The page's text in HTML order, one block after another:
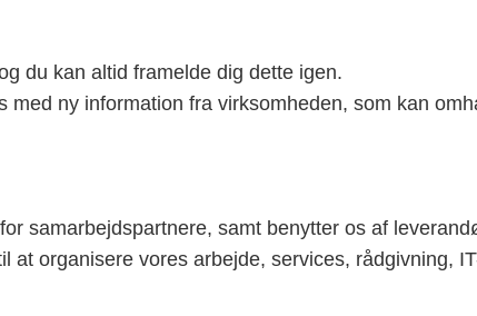
du kan altid framelde dig dette igen.
ny information fra virksomheden, som kan
samarbejdspartnere, samt benytter os af
organisere vores arbejde, services, rådgivning,